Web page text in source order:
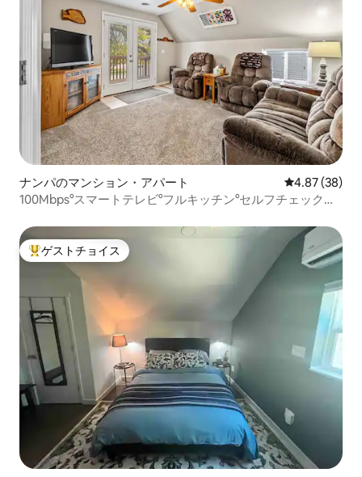
ナンパのマンション・アパート レビュー38
4.87 (38)
100Mbps°スマートテレビ°フルキッチン°セルフチェックイ
大好評のゲストチョイスです。
ゲストチョイス